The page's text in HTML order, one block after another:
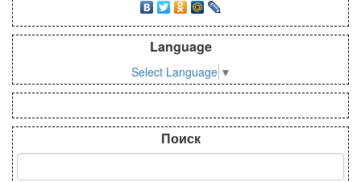
Language
Select Language ▼
Поиск